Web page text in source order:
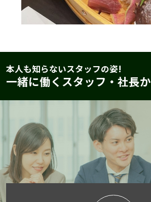
本人も知らないスタッフの姿!
一緒に働くスタッフ・社長